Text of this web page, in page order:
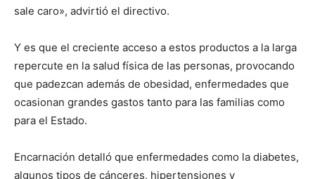
sale caro», advirtió el directivo.
Y es que el creciente acceso a estos productos a la larga
repercute en la salud física de las personas, provocando
que padezcan además de obesidad, enfermedades que
ocasionan grandes gastos tanto para las familias como
para el Estado.
Encarnación detalló que enfermedades como la diabetes,
algunos tipos de cánceres, hipertensiones y